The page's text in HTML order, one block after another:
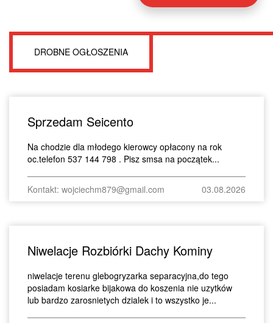
DROBNE OGŁOSZENIA
Sprzedam Seicento
Na chodzie dla młodego kierowcy opłacony na rok
oc.telefon 537 144 798 . Pisz smsa na początek...
Kontakt: wojciechm879@gmail.com 03.08.2026
Niwelacje Rozbiórki Dachy Kominy
niwelacje terenu glebogryzarka separacyjna,do tego
posiadam kosiarke bijakowa do koszenia nie uzytków
lub bardzo zarosnietych dzialek i to wszystko je...